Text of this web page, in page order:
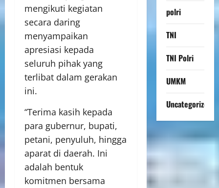
mengikuti kegiatan
secara daring
menyampaikan
apresiasi kepada
seluruh pihak yang
terlibat dalam gerakan
ini.
“Terima kasih kepada
para gubernur, bupati,
petani, penyuluh, hingga
aparat di daerah. Ini
adalah bentuk
komitmen bersama
polri
TNI
TNI Polri
UMKM
Uncategorized